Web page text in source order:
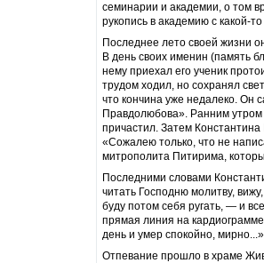
семинарии и академии, о том
рукопись в академию с какой-
Последнее лето своей жизни
В день своих именин (память
нему приехал его ученик
трудом ходил, но сохранял
что кончина уже недалеко. Он
Правдолюбова». Ранним
причастил. Затем
«Сожалею только, что не
митрополита Питирима,
Последними словами
читать Господню молитву,
буду потом себя ругать, — и
прямая линия на
день и умер спокойно, мирно...»
Отпевание прошло в храме